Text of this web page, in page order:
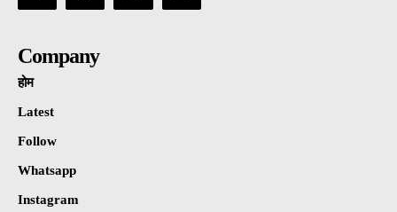
Company
होम
Latest
Follow
Whatsapp
Instagram